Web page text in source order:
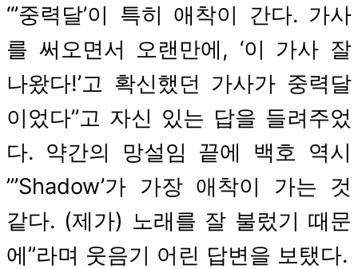
“’중력달’이 특히 애착이 간다. 가사
를 써오면서 오랜만에, ‘이 가사 잘
나왔다!’고 확신했던 가사가 중력달
이었다”고 자신 있는 답을 들려주었
다. 약간의 망설임 끝에 백호 역시
”’Shadow’가 가장 애착이 가는 것
같다. (제가) 노래를 잘 불렀기 때문
에”라며 웃음기 어린 답변을 보탰다.